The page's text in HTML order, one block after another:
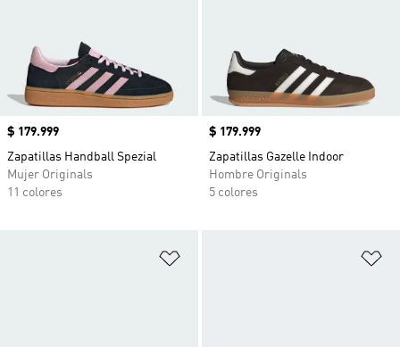
Precio
$ 179.999
Zapatillas Handball Spezial
Mujer Originals
11 colores
Precio
$ 179.999
Zapatillas Gazelle Indoor
Hombre Originals
5 colores